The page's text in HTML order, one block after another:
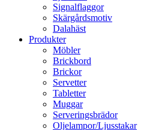
Signalflaggor
Skärgårdsmotiv
Dalahäst
Produkter
Möbler
Brickbord
Brickor
Servetter
Tabletter
Muggar
Serveringsbrädor
Oljelampor/Ljusstakar